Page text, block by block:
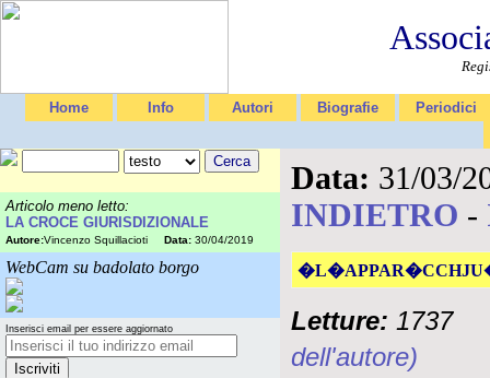
Home Info Autori Biografie Periodici
Articolo meno letto:
LA CROCE GIURISDIZIONALE
Autore:Vincenzo Squillacioti Data: 30/04/2019
WebCam su badolato borgo
Inserisci email per essere aggiornato
Data: 31/03/
INDIETRO -
Letture: 1737
dell'autore)